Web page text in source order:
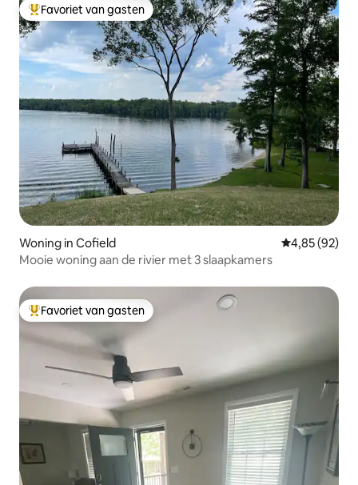
Topfavoriet van gasten
Favoriet van gasten
Woning in Cofield Gemiddelde
4,85 (92)
Mooie woning aan de rivier met 3 slaapkamers
Topfavoriet van gasten
Favoriet van gasten